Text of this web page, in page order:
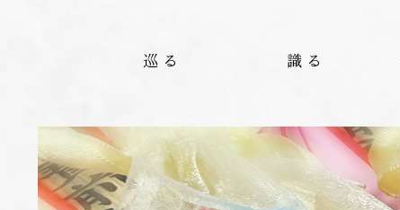
巡る 識る